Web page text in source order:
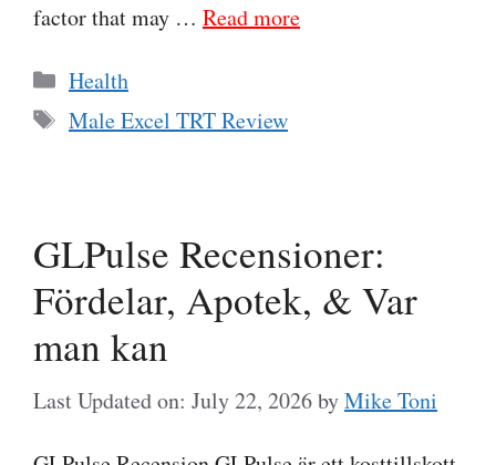
factor that may … Read more
Categories
Health
Tags
Male Excel TRT Review
GLPulse Recensioner:
Fördelar, Apotek, & Var
man kan
Last Updated on: July 22, 2026byMike Toni